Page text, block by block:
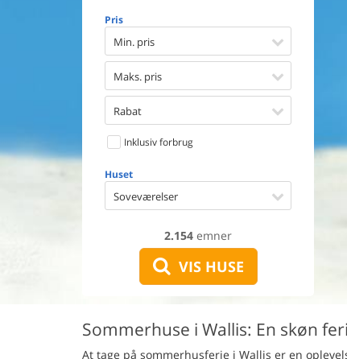
Pris
Min. pris
Maks. pris
Rabat
Inklusiv forbrug
Huset
Soveværelser
2.154 emner
VIS HUSE
Sommerhuse i Wallis: En skøn
At tage på sommerhusferie i Wallis er en